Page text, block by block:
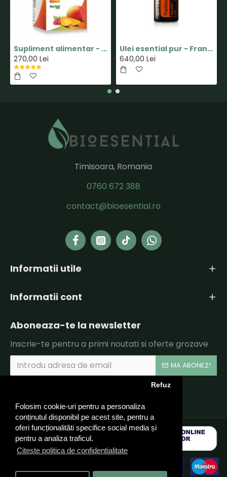
Folosim cookie-uri pentru a personaliza
conținutul disponibil pe acest site, pentru a
oferi funcționalităti specifice social media și
pentru a analiza traficul.
Citeste politica de confidentialitate
Refuz
Supliment alimentar - Capsula MINUS - Pastile pentru Slabit 100% Naturale - Herbal New Life
270,00 Lei
Ulei esential pur - Frankincense(Tamaie) - 15ml - doTERRA
640,00 Lei
Timisoara, Romania
0760 672 388
contact@bioesential.ro
Informatii utile
Informatii cont
Aboneaza-te la newsletter
Inscrie-te pentru a primi noutati si oferte grozave
MA ABONEZ!